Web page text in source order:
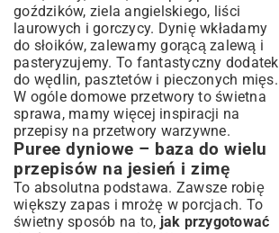
goździków, ziela angielskiego, liści
laurowych i gorczycy. Dynię wkładamy
do słoików, zalewamy gorącą zalewą i
pasteryzujemy. To fantastyczny dodatek
do wędlin, pasztetów i pieczonych mięs.
W ogóle domowe przetwory to świetna
sprawa, mamy więcej inspiracji na
przepisy na przetwory warzywne.
Puree dyniowe – baza do wielu
przepisów na jesień i zimę
To absolutna podstawa. Zawsze robię
większy zapas i mrożę w porcjach. To
świetny sposób na to, jak przygotować